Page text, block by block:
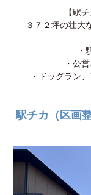
【駅
３７２坪の壮大
・
・公
・ドッグラン
駅チカ（区画